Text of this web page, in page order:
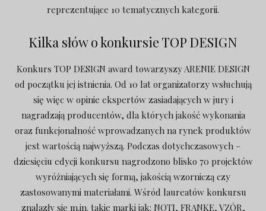
reprezentujące 10 tematycznych kategorii.
Kilka słów o konkursie TOP DESIGN
Konkurs TOP DESIGN award towarzyszy ARENIE DESIGN
od początku jej istnienia. Od 10 lat organizatorzy wsłuchują
się więc w opinie ekspertów zasiadających w jury i
nagradzają producentów, dla których jakość wykonania
oraz funkcjonalność wprowadzanych na rynek produktów
jest wartością najwyższą. Podczas dotychczasowych –
dziesięciu edycji konkursu nagrodzono blisko 70 projektów
wyróżniających się formą, jakością wzorniczą czy
zastosowanymi materiałami. Wśród laureatów konkursu
znalazły się m.in. takie marki jak: NOTI, FRANKE, VZÓR,